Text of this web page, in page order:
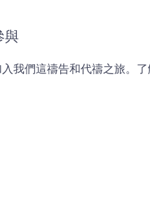
與
入我們這禱告和代禱之旅。